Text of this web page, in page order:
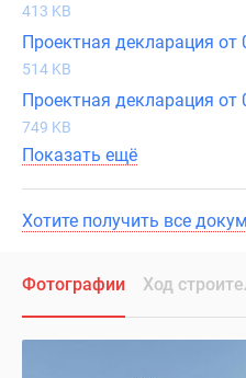
413 KB
Проектная декларация от
514 KB
Проектная декларация от
749 KB
Показать ещё
Хотите получить все
Фотографии Ход